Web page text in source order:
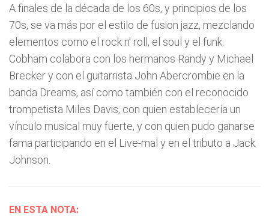
A finales de la década de los 60s, y principios de los
70s, se va más por el estilo de fusion jazz, mezclando
elementos como el rock n' roll, el soul y el funk.
Cobham colabora con los hermanos Randy y Michael
Brecker y con el guitarrista John Abercrombie en la
banda Dreams, así como también con el reconocido
trompetista Miles Davis, con quien establecería un
vínculo musical muy fuerte, y con quien pudo ganarse
fama participando en el Live-mal y en el tributo a Jack
Johnson.
EN ESTA NOTA: